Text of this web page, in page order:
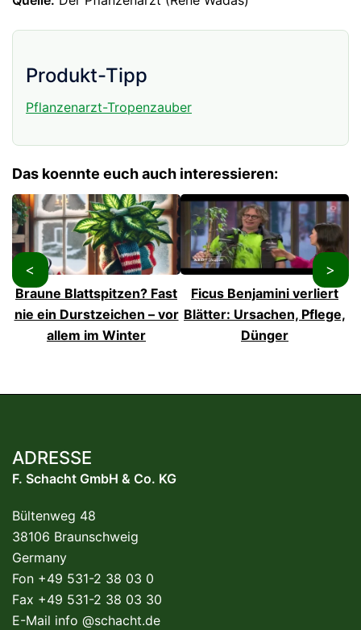
Produkt-Tipp
Pflanzenarzt-Tropenzauber
Das koennte euch auch interessieren:
Braune Blattspitzen? Fast
nie ein Durstzeichen – vor
allem im Winter
Ficus Benjamini verliert
Blätter: Ursachen, Pflege,
Dünger
< >
ADRESSE
F. Schacht GmbH & Co. KG
Bültenweg 48
38106 Braunschweig
Germany
Fon +49 531-2 38 03 0
Fax +49 531-2 38 03 30
E-Mail info @schacht.de